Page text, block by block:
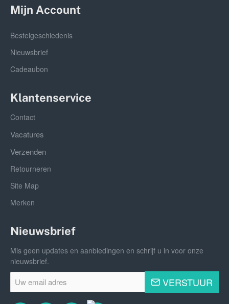
Mijn Account
Bestelgeschiedenis
Nieuwsbrief
Cadeaubon
Klantenservice
Contact
Vacatures
Verzenden
Retourneren
Site Map
Merken
Nieuwsbrief
Mis geen updates en aanbiedingen en schrijf u in voor onze
nieuwsbrief.
Uw
email
adres
VERSTUUR